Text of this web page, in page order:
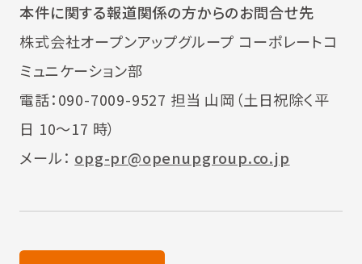
本件に関する報道関係の方からのお問合せ先
株式会社オープンアップグループ コーポレートコ
ミュニケーション部
電話：090-7009-9527 担当 山岡（土日祝除く平
日 10～17 時）
メール： opg-pr@openupgroup.co.jp